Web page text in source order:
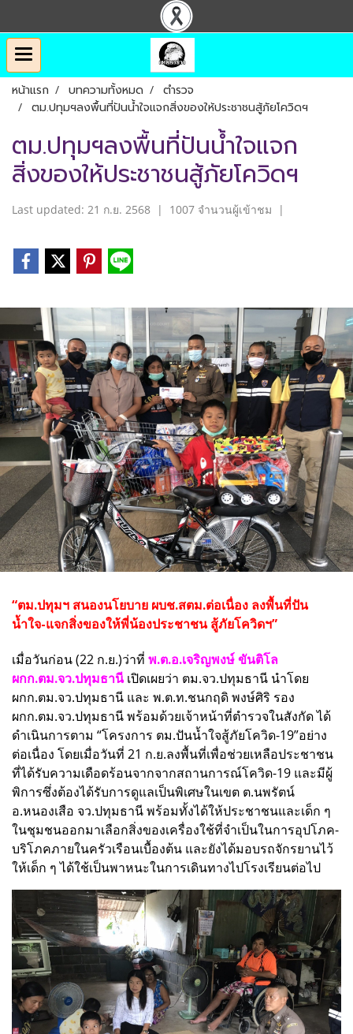
หน้าแรก บทความทั้งหมด
ตำรวจ
ตม.ปทุมฯลงพื้นที่ปันน้ำใจแจกสิ่งของให้ประชาชนสู้ภัยโควิดฯ
ตม.ปทุมฯลงพื้นที่ปันน้ำใจแจก
สิ่งของให้ประชาชนสู้ภัยโควิดฯ
Last updated: 21 ก.ย. 2568 | 1007 จำนวนผู้เข้าชม |
“ตม.ปทุมฯ สนองนโยบาย ผบช.สตม.ต่อเนื่อง ลงพื้นที่ปัน
น้ำใจ-แจกสิ่งของให้พี่น้องประชาชน สู้ภัยโควิดฯ”
เมื่อวันก่อน (22 ก.ย.)ว่าที่ พ.ต.อ.เจริญพงษ์ ขันติโล
ผกก.ตม.จว.ปทุมธานีเปิดเผยว่า ตม.จว.ปทุมธานี นำโดย
ผกก.ตม.จว.ปทุมธานี และ พ.ต.ท.ชนกฤดิ พงษ์ศิริ รอง
ผกก.ตม.จว.ปทุมธานี พร้อมด้วยเจ้าหน้าที่ตำรวจในสังกัด ได้
ดำเนินการตาม “โครงการ ตม.ปันน้ำใจสู้ภัยโควิด-19”อย่าง
ต่อเนื่อง โดยเมื่อวันที่ 21 ก.ย.ลงพื้นที่เพื่อช่วยเหลือประชาชน
ที่ได้รับความเดือดร้อนจากจากสถานการณ์โควิด-19 และมีผู้
พิการซึ่งต้องได้รับการดูแลเป็นพิเศษในเขต ต.นพรัตน์
อ.หนองเสือ จว.ปทุมธานี พร้อมทั้งได้ให้ประชาชนและเด็ก ๆ
ในชุมชนออกมาเลือกสิ่งของเครื่องใช้ที่จำเป็นในการอุปโภค-
บริโภคภายในครัวเรือนเบื้องต้น และยังได้มอบรถจักรยานไว้
ให้เด็ก ๆ ได้ใช้เป็นพาหนะในการเดินทางไปโรงเรียนต่อไป